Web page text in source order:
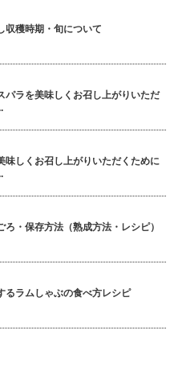
収穫時期・旬について
パラを美味しくお召し上がりいただ
味しくお召し上がりいただくために
・保存方法（熟成方法・レシピ）
るラムしゃぶの食べ方レシピ